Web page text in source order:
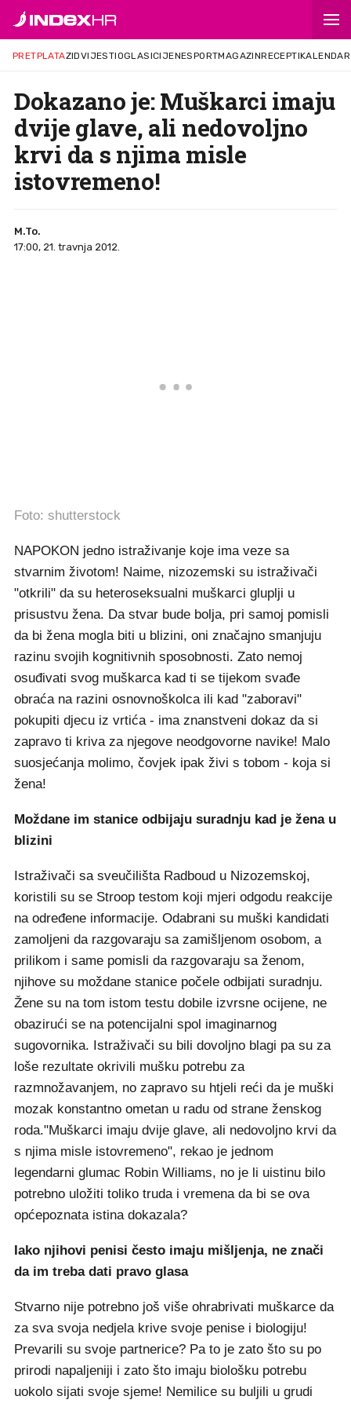
PRETPLATAZIDVIJESTIOGLASICIJENESPORTMAGAZINRECEPTIKALENDAR
Dokazano je: Muškarci imaju
dvije glave, ali nedovoljno
krvi da s njima misle
istovremeno!
M.To.
17:00, 21. travnja 2012.
Foto: shutterstock
NAPOKON jedno istraživanje koje ima veze sa
stvarnim životom! Naime, nizozemski su istraživači
"otkrili" da su heteroseksualni muškarci gluplji u
prisustvu žena. Da stvar bude bolja, pri samoj pomisli
da bi žena mogla biti u blizini, oni značajno smanjuju
razinu svojih kognitivnih sposobnosti. Zato nemoj
osuđivati svog muškarca kad ti se tijekom svađe
obraća na razini osnovnoškolca ili kad "zaboravi"
pokupiti djecu iz vrtića - ima znanstveni dokaz da si
zapravo ti kriva za njegove neodgovorne navike! Malo
suosjećanja molimo, čovjek ipak živi s tobom - koja si
žena!
Moždane im stanice odbijaju suradnju kad je žena u
blizini
Istraživači sa sveučilišta Radboud u Nizozemskoj,
koristili su se Stroop testom koji mjeri odgodu reakcije
na određene informacije. Odabrani su muški kandidati
zamoljeni da razgovaraju sa zamišljenom osobom, a
prilikom i same pomisli da razgovaraju sa ženom,
njihove su moždane stanice počele odbijati suradnju.
Žene su na tom istom testu dobile izvrsne ocijene, ne
obazirući se na potencijalni spol imaginarnog
sugovornika. Istraživači su bili dovoljno blagi pa su za
loše rezultate okrivili mušku potrebu za
razmnožavanjem, no zapravo su htjeli reći da je muški
mozak konstantno ometan u radu od strane ženskog
roda."Muškarci imaju dvije glave, ali nedovoljno krvi da
s njima misle istovremeno", rekao je jednom
legendarni glumac Robin Williams, no je li uistinu bilo
potrebno uložiti toliko truda i vremena da bi se ova
općepoznata istina dokazala?
Iako njihovi penisi često imaju mišljenja, ne znači
da im treba dati pravo glasa
Stvarno nije potrebno još više ohrabrivati muškarce da
za sva svoja nedjela krive svoje penise i biologiju!
Prevarili su svoje partnerice? Pa to je zato što su po
prirodi napaljeniji i zato što imaju biološku potrebu
uokolo sijati svoje sjeme! Nemilice su buljili u grudi